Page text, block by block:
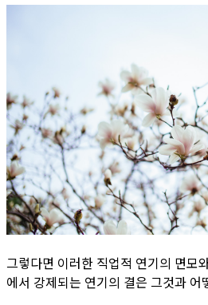
그렇다면 이러한 직업적 연기의 면모
에서 강제되는 연기의 결은 그것과 어